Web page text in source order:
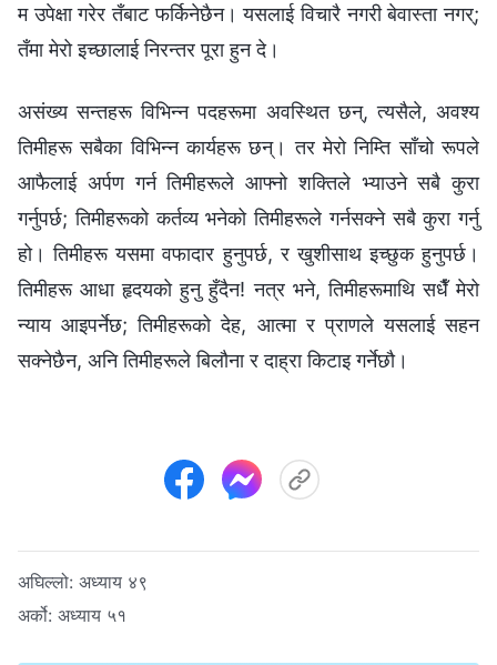
म उपेक्षा गरेर तँबाट फर्किनेछैन। यसलाई विचारै नगरी बेवास्ता नगर्;
तँमा मेरो इच्छालाई निरन्तर पूरा हुन दे।
असंख्य सन्तहरू विभिन्न पदहरूमा अवस्थित छन्, त्यसैले, अवश्य
तिमीहरू सबैका विभिन्न कार्यहरू छन्। तर मेरो निम्ति साँचो रूपले
आफैलाई अर्पण गर्न तिमीहरूले आफ्नो शक्तिले भ्याउने सबै कुरा
गर्नुपर्छ; तिमीहरूको कर्तव्य भनेको तिमीहरूले गर्नसक्ने सबै कुरा गर्नु
हो। तिमीहरू यसमा वफादार हुनुपर्छ, र खुशीसाथ इच्छुक हुनुपर्छ।
तिमीहरू आधा हृदयको हुनु हुँदैन! नत्र भने, तिमीहरूमाथि सधैँ मेरो
न्याय आइपर्नेछ; तिमीहरूको देह, आत्मा र प्राणले यसलाई सहन
सक्‍नेछैन, अनि तिमीहरूले बिलौना र दाह्रा किटाइ गर्नेछौ।
अघिल्लो: अध्याय ४९
अर्को: अध्याय ५१